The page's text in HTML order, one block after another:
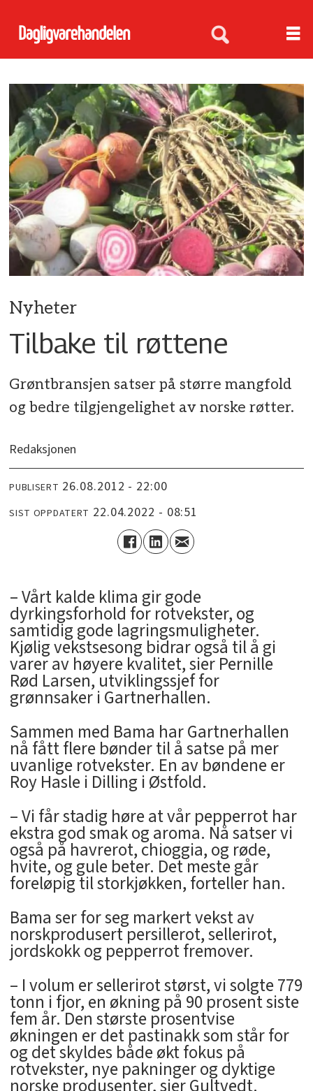
Nyheter
Tilbake til røttene
Grøntbransjen satser på større mangfold
og bedre tilgjengelighet av norske røtter.
Redaksjonen
PUBLISERT 26.08.2012 - 22:00
SIST OPPDATERT 22.04.2022 - 08:51
– Vårt kalde klima gir gode
dyrkingsforhold for rotvekster, og
samtidig gode lagringsmuligheter.
Kjølig vekstsesong bidrar også til å gi
varer av høyere kvalitet, sier Pernille
Rød Larsen, utviklingssjef for
grønnsaker i Gartnerhallen.
Sammen med Bama har Gartnerhallen
nå fått flere bønder til å satse på mer
uvanlige rotvekster. En av bøndene er
Roy Hasle i Dilling i Østfold.
– Vi får stadig høre at vår pepperrot har
ekstra god smak og aroma. Nå satser vi
også på havrerot, chioggia, og røde,
hvite, og gule beter. Det meste går
foreløpig til storkjøkken, forteller han.
Bama ser for seg markert vekst av
norskprodusert persillerot, sellerirot,
jordskokk og pepperrot fremover.
– I volum er sellerirot størst, vi solgte 779
tonn i fjor, en økning på 90 prosent siste
fem år. Den største prosentvise
økningen er det pastinakk som står for
og det skyldes både økt fokus på
rotvekster, nye pakninger og dyktige
norske produsenter, sier Gultvedt.